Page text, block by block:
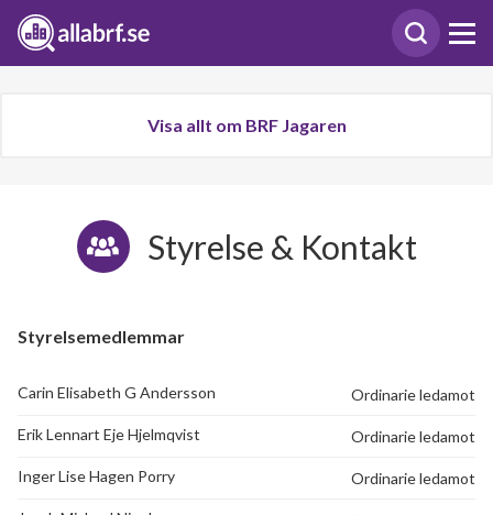
Visa allt om BRF Jagaren
Styrelse & Kontakt
Styrelsemedlemmar
Carin Elisabeth G Andersson Ordinarie ledamot
Erik Lennart Eje Hjelmqvist Ordinarie ledamot
Inger Lise Hagen Porry Ordinarie ledamot